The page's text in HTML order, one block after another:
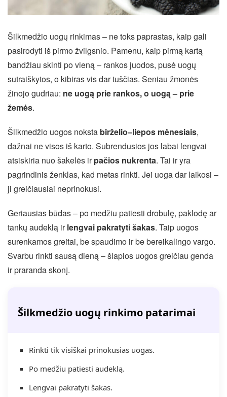
Šilkmedžio uogų rinkimas – ne toks paprastas, kaip gali
pasirodyti iš pirmo žvilgsnio. Pamenu, kaip pirmą kartą
bandžiau skinti po vieną – rankos juodos, pusė uogų
sutraiškytos, o kibiras vis dar tuščias. Seniau žmonės
žinojo gudriau: ne uogą prie rankos, o uogą – prie
žemės.
Šilkmedžio uogos noksta birželio–liepos mėnesiais,
dažnai ne visos iš karto. Subrendusios jos labai lengvai
atsiskiria nuo šakelės irpačios nukrenta. Tai ir yra
pagrindinis ženklas, kad metas rinkti. Jei uoga dar laikosi –
ji greičiausiai neprinokusi.
Geriausias būdas – po medžiu patiesti drobulę, paklodę ar
tankų audeklą irlengvai pakratyti šakas. Taip uogos
surenkamos greitai, be spaudimo ir be bereikalingo vargo.
Svarbu rinkti sausą dieną – šlapios uogos greičiau genda
ir praranda skonį.
Šilkmedžio uogų rinkimo patarimai
Rinkti tik visiškai prinokusias uogas.
Po medžiu patiesti audeklą.
Lengvai pakratyti šakas.